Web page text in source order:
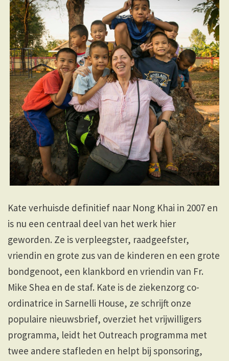
Kate verhuisde definitief naar Nong Khai in 2007 en
is nu een centraal deel van het werk hier
geworden. Ze is verpleegster, raadgeefster,
vriendin en grote zus van de kinderen en een grote
bondgenoot, een klankbord en vriendin van Fr.
Mike Shea en de staf. Kate is de ziekenzorg co-
ordinatrice in Sarnelli House, ze schrijft onze
populaire nieuwsbrief, overziet het vrijwilligers
programma, leidt het Outreach programma met
twee andere stafleden en helpt bij sponsoring,